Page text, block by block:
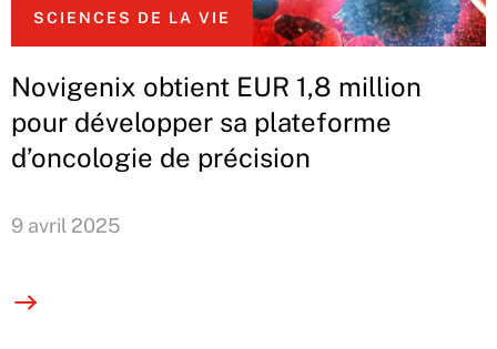
SCIENCES DE LA VIE
Novigenix obtient EUR 1,8 million
pour développer sa plateforme
d’oncologie de précision
9 avril 2025